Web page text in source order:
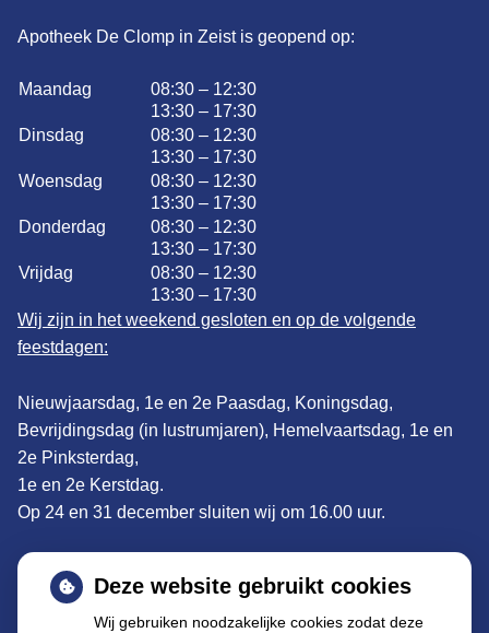
Apotheek De Clomp in Zeist is geopend op:
Maandag
08:30 – 12:30
13:30 – 17:30
Dinsdag
08:30 – 12:30
13:30 – 17:30
Woensdag
08:30 – 12:30
13:30 – 17:30
Donderdag
08:30 – 12:30
13:30 – 17:30
Vrijdag
08:30 – 12:30
13:30 – 17:30
Wij zijn in het weekend gesloten en op de volgende
feestdagen:
Nieuwjaarsdag, 1e en 2e Paasdag, Koningsdag,
Bevrijdingsdag (in lustrumjaren), Hemelvaartsdag, 1e en
2e Pinksterdag,
1e en 2e Kerstdag.
Op 24 en 31 december sluiten wij om 16.00 uur.
Adres:
Tel: 030 695 57 22
Deze website gebruikt cookies
Wij gebruiken noodzakelijke cookies zodat deze